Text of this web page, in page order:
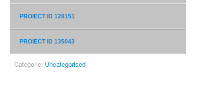
PROIECT ID 128151
PROIECT ID 135043
Categorie: Uncategorised